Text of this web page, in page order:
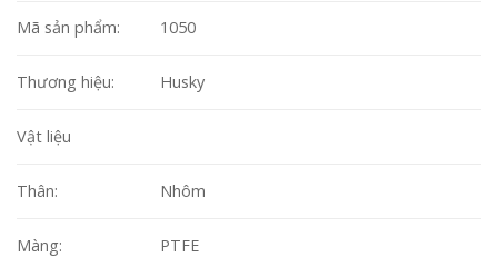
Mã sản phẩm: 1050
Thương hiệu: Husky
Vật liệu
Thân: Nhôm
Màng: PTFE